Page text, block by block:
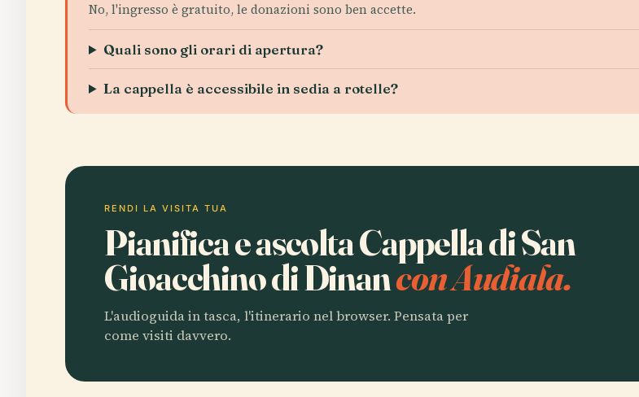
No, l'ingresso è gratuito, le donazioni sono ben accette.
Quali sono gli orari di apertura?
La cappella è accessibile in sedia a rotelle?
RENDI LA VISITA TUA
Pianifica e ascolta Cappella di San
Gioacchino di Dinancon Audiala.
L'audioguida in tasca, l'itinerario nel browser. Pensata per
come visiti davvero.